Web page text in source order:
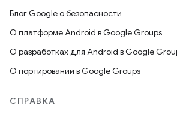
Блог Google о безопасности
О платформе Android в Google Groups
О разработках для Android в Google
О портировании в Google Groups
СПРАВКА